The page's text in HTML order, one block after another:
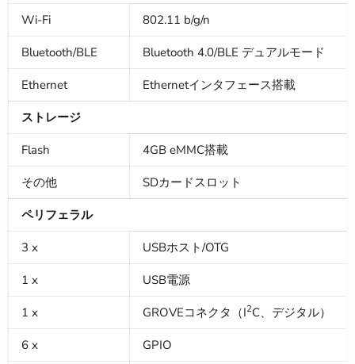
Wi-Fi 802.11 b/g/n
Bluetooth/BLE Bluetooth 4.0/BLE デュアルモード
Ethernet Ethernetインタフェース搭載
ストレージ
Flash 4GB eMMC搭載
その他 SDカードスロット
ペリフェラル
3 x USBホスト/OTG
1 x USB電源
1 x GROVEコネクタ（I2C、デジタル）
6 x GPIO